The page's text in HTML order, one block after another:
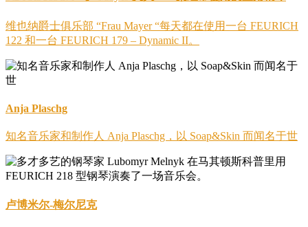
维也纳爵士俱乐部 “Frau Mayer “每天都在使用一台 FEURICH
122 和一台 FEURICH 179 – Dynamic II。
Anja Plaschg
知名音乐家和制作人 Anja Plaschg，以 Soap&Skin 而闻名于世
卢博米尔-梅尔尼克